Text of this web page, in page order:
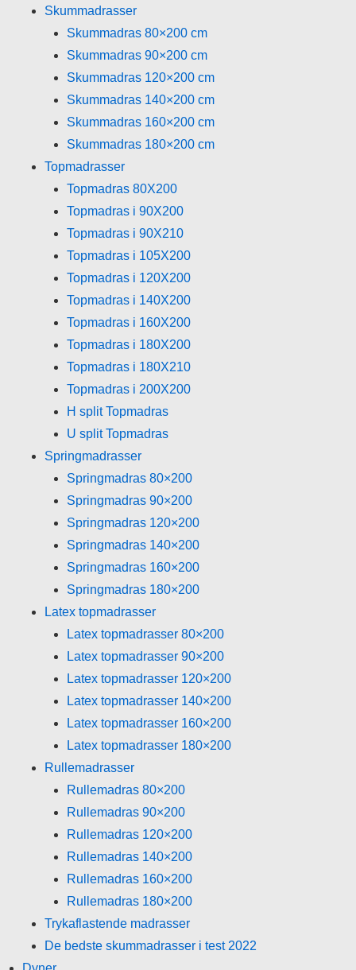
Skummadrasser
Skummadras 80×200 cm
Skummadras 90×200 cm
Skummadras 120×200 cm
Skummadras 140×200 cm
Skummadras 160×200 cm
Skummadras 180×200 cm
Topmadrasser
Topmadras 80X200
Topmadras i 90X200
Topmadras i 90X210
Topmadras i 105X200
Topmadras i 120X200
Topmadras i 140X200
Topmadras i 160X200
Topmadras i 180X200
Topmadras i 180X210
Topmadras i 200X200
H split Topmadras
U split Topmadras
Springmadrasser
Springmadras 80×200
Springmadras 90×200
Springmadras 120×200
Springmadras 140×200
Springmadras 160×200
Springmadras 180×200
Latex topmadrasser
Latex topmadrasser 80×200
Latex topmadrasser 90×200
Latex topmadrasser 120×200
Latex topmadrasser 140×200
Latex topmadrasser 160×200
Latex topmadrasser 180×200
Rullemadrasser
Rullemadras 80×200
Rullemadras 90×200
Rullemadras 120×200
Rullemadras 140×200
Rullemadras 160×200
Rullemadras 180×200
Trykaflastende madrasser
De bedste skummadrasser i test 2022